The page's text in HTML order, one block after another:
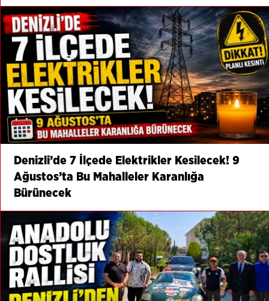
Denizli’de 7 İlçede Elektrikler Kesilecek! 9
Ağustos’ta Bu Mahalleler Karanlığa
Bürünecek